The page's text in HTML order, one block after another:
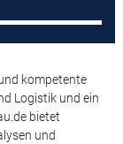
kompetente
Logistik und ein
bietet
und